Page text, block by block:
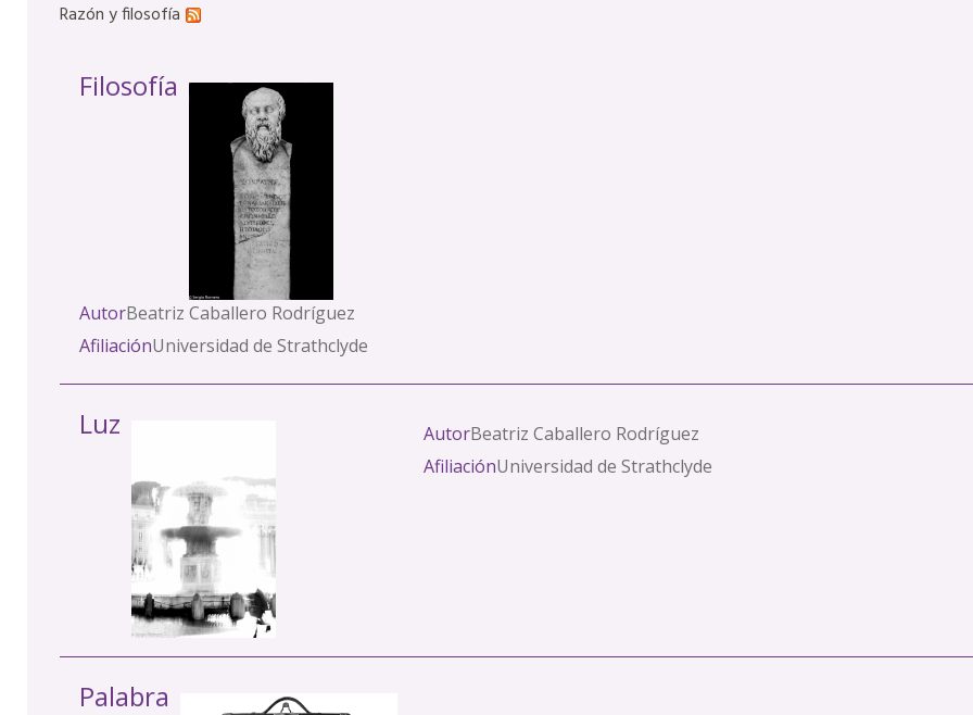
Razón y filosofía
Filosofía
AutorBeatriz Caballero Rodríguez
AfiliaciónUniversidad de Strathclyde
Luz AutorBeatriz Caballero Rodríguez
AfiliaciónUniversidad de Strathclyde
Palabra